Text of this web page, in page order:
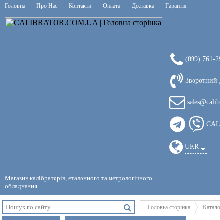
Головна Про Нас Контакти Оплата Доставка Гарантія
Магазин калібраторів, еталонного та метрологічного
обладнання
(099) 761-
Зворотний
UKR
Головна сторінка